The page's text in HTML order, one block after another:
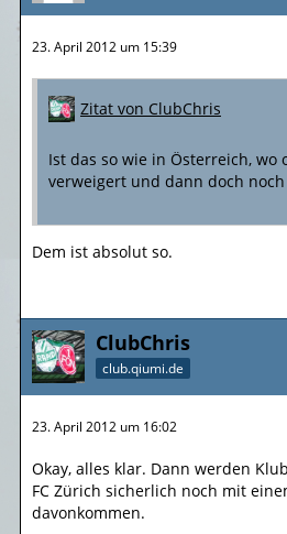
23. April 2012 um 15:39
Zitat von ClubChris
Ist das so wie in Österreich, wo
verweigert und dann doch
Dem ist absolut so.
ClubChris
club.qiumi.de
23. April 2012 um 16:02
Okay, alles klar. Dann werden
FC Zürich sicherlich noch mit
davonkommen.